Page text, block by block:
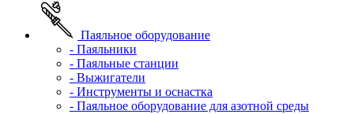
Паяльное оборудование
- Паяльники
- Паяльные станции
- Выжигатели
- Инструменты и оснастка
- Паяльное оборудование для азотной среды